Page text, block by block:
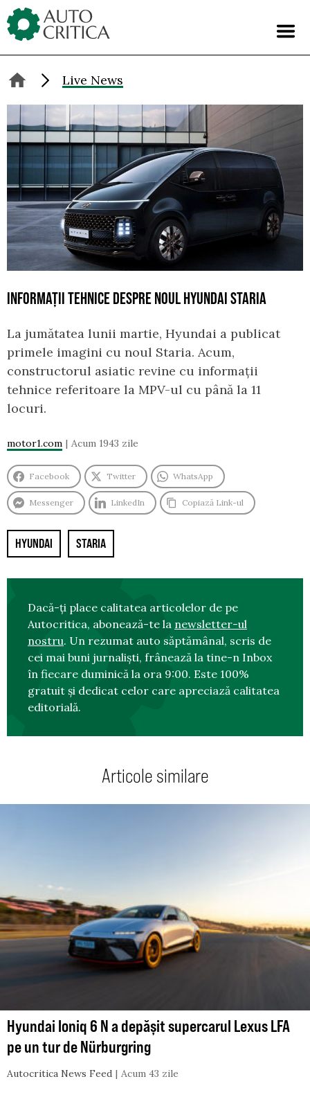
Skip
to
content
Live News
INFORMAȚII TEHNICE DESPRE NOUL HYUNDAI STARIA
La jumătatea lunii martie, Hyundai a publicat
primele imagini cu noul Staria. Acum,
constructorul asiatic revine cu informații
tehnice referitoare la MPV-ul cu până la 11
locuri.
motor1.com Acum 1943 zile
Facebook Twitter WhatsApp
Messenger LinkedIn Copiază Link-ul
HYUNDAI STARIA
Dacă-ți place calitatea articolelor de pe
Autocritica, abonează-te la newsletter-ul
nostru. Un rezumat auto săptămânal, scris de
cei mai buni jurnaliști, frânează la tine-n Inbox
în fiecare duminică la ora 9:00. Este 100%
gratuit și dedicat celor care apreciază calitatea
editorială.
Articole similare
Hyundai Ioniq 6 N a depășit supercarul Lexus LFA
pe un tur de Nürburgring
Autocritica News Feed Acum 43 zile